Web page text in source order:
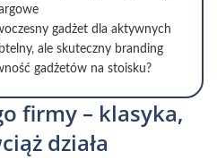
gadżet dla aktywnych
ale skuteczny branding
gadżetów na stoisku?
firmy – klasyka,
działa